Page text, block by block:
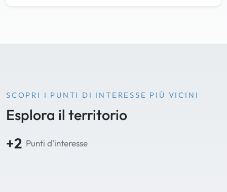
SCOPRI I PUNTI DI INTERESSE PIÙ VICINI
Esplora il territorio
+2 Punti d'interesse